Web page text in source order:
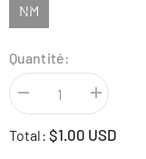
NM
Quantité:
Diminuer
la
quantité
pour
Augmenter
pour
Total: $1.00 USD